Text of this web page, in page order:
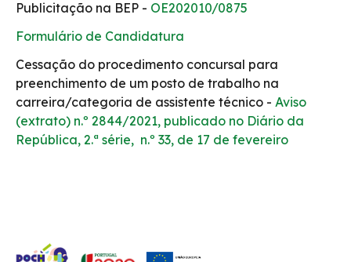
Publicitação na BEP - OE202010/0875
Formulário de Candidatura
Cessação do procedimento concursal para
preenchimento de um posto de trabalho na
carreira/categoria de assistente técnico - Aviso
(extrato) n.º 2844/2021, publicado no Diário da
República, 2.ª série, n.º 33, de 17 de fevereiro